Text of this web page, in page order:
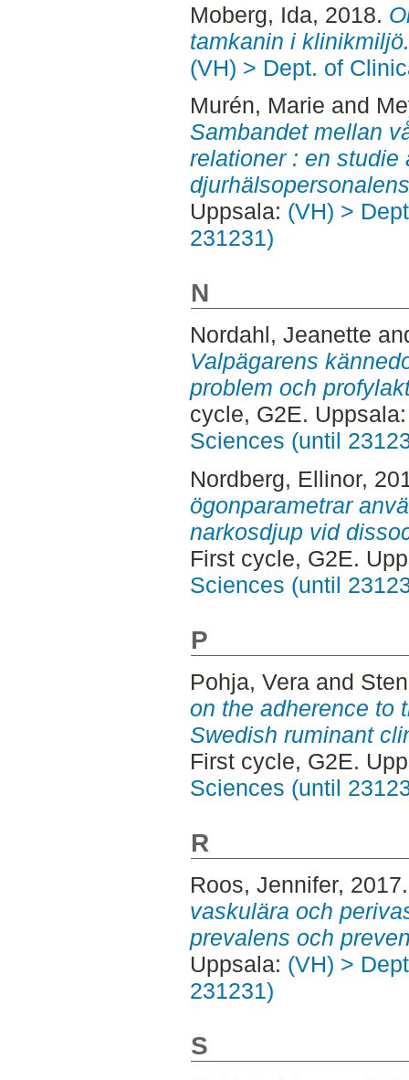
Moberg, Ida, 2018.
tamkanin i klinikmiljö.
(VH) > Dept. of
Murén, Marie and
Sambandet mellan
relationer : en studie
Uppsala: (VH) >
231231)
N
Nordahl, Jeanette
Valpägarens
problem och
cycle, G2E.
Sciences (until
Nordberg, Ellinor,
ögonparametrar
narkosdjup vid
First cycle, G2E.
Sciences (until
P
Pohja, Veraand
on the adherence to
Swedish ruminant
First cycle, G2E.
Sciences (until
R
Roos, Jennifer,
vaskulära och
prevalens och
Uppsala: (VH) >
231231)
S